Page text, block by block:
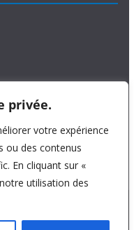
privée.
votre expérience
ou des contenus
En cliquant sur «
utilisation des